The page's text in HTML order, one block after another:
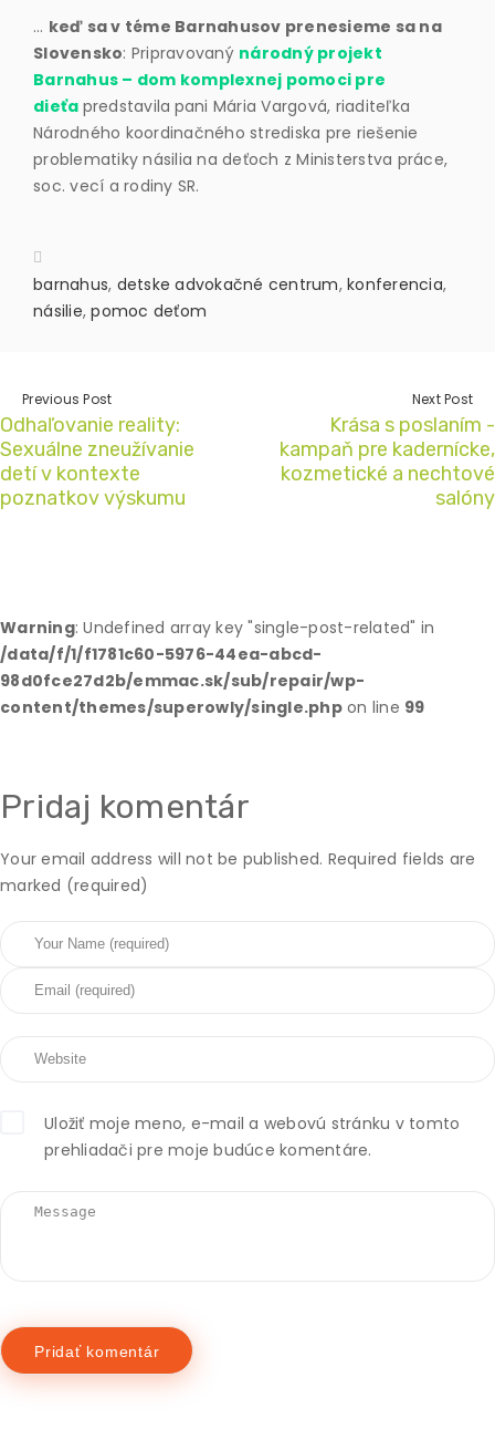
… keď sa v téme Barnahusov prenesieme sa na
Slovensko: Pripravovaný národný projekt
Barnahus – dom komplexnej pomoci pre
dieťa predstavila pani Mária Vargová, riaditeľka
Národného koordinačného strediska pre riešenie
problematiky násilia na deťoch z Ministerstva práce,
soc. vecí a rodiny SR.
barnahus, detske advokačné centrum, konferencia,
násilie,pomoc deťom
Previous Post
Odhaľovanie reality:
Sexuálne zneužívanie
detí v kontexte
poznatkov výskumu
Next Post
Krása s poslaním -
kampaň pre kadernícke,
kozmetické a nechtové
salóny
Warning: Undefined array key "single-post-related" in
/data/f/1/f1781c60-5976-44ea-abcd-
98d0fce27d2b/emmac.sk/sub/repair/wp-
content/themes/superowly/single.phpon line 99
Pridaj komentár
Your email address will not be published. Required fields are
marked (required)
Uložiť moje meno, e-mail a webovú stránku v tomto
prehliadači pre moje budúce komentáre.